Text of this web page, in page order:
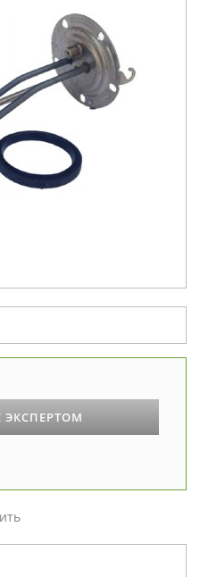
ЭКСПЕРТОМ